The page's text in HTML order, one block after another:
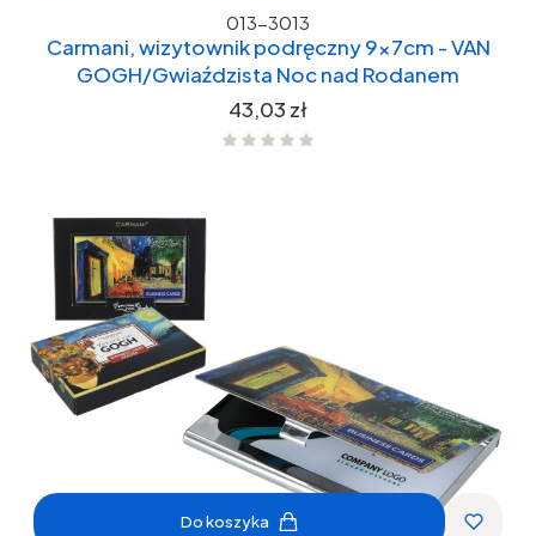
013-3013
Carmani, wizytownik podręczny 9x7cm - VAN
GOGH/Gwiaździsta Noc nad Rodanem
Cena
43,03 zł
Do koszyka